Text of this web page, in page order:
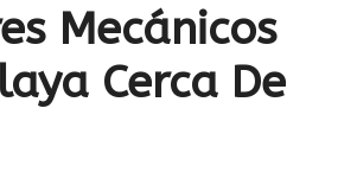
Mecánicos
Cerca De